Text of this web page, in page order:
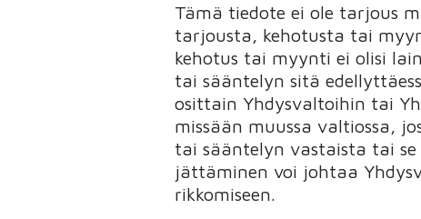
Tämä tiedote ei ole tarjous
tarjousta, kehotusta tai
kehotus tai myynti ei olisi
tai sääntelyn sitä
osittain Yhdysvaltoihin tai
missään muussa valtiossa,
tai sääntelyn vastaista tai
jättäminen voi johtaa
rikkomiseen.